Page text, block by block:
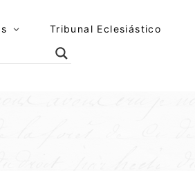
Tribunal Eclesiástico